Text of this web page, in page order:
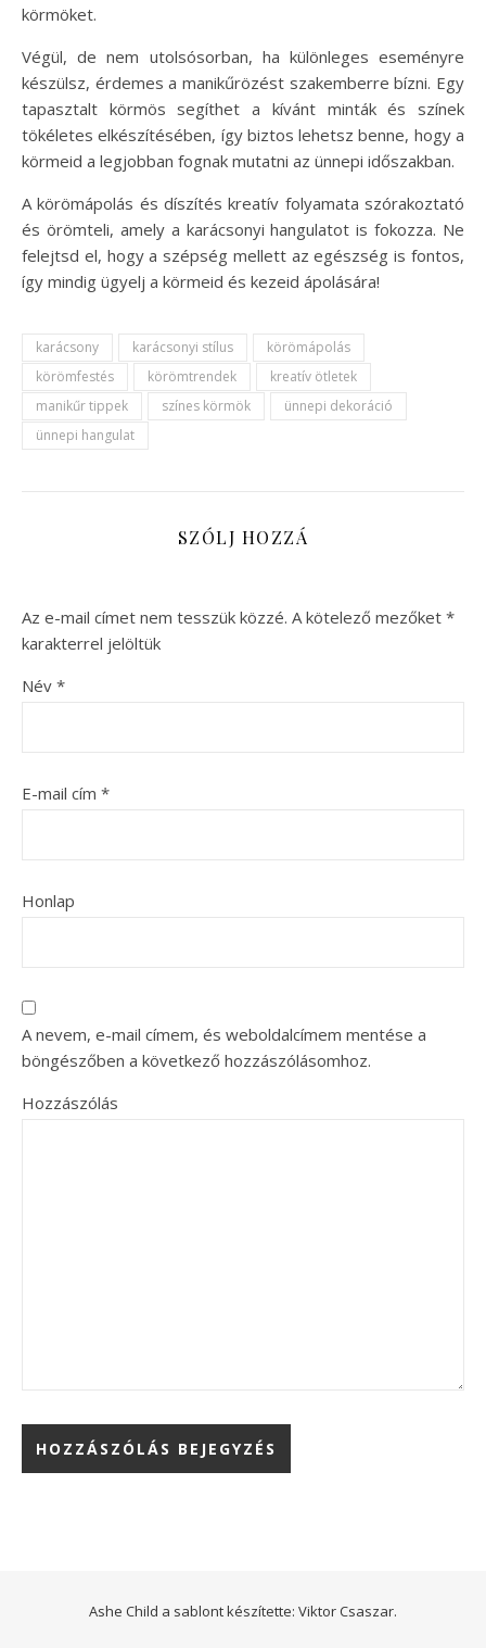
körmöket.
Végül, de nem utolsósorban, ha különleges eseményre
készülsz, érdemes a manikűrözést szakemberre bízni. Egy
tapasztalt körmös segíthet a kívánt minták és színek
tökéletes elkészítésében, így biztos lehetsz benne, hogy a
körmeid a legjobban fognak mutatni az ünnepi időszakban.
A körömápolás és díszítés kreatív folyamata szórakoztató
és örömteli, amely a karácsonyi hangulatot is fokozza. Ne
felejtsd el, hogy a szépség mellett az egészség is fontos,
így mindig ügyelj a körmeid és kezeid ápolására!
karácsony karácsonyi stílus
körömápolás
körömfestés
körömtrendek
kreatív ötletek
manikűr tippek
színes körmök
ünnepi dekoráció
ünnepi hangulat
SZÓLJ HOZZÁ
Az e-mail címet nem tesszük közzé. A kötelező mezőket *
karakterrel jelöltük
Név *
E-mail cím *
Honlap
A nevem, e-mail címem, és weboldalcímem mentése a
böngészőben a következő hozzászólásomhoz.
Hozzászólás
Ashe Child a sablont készítette: Viktor Csaszar.